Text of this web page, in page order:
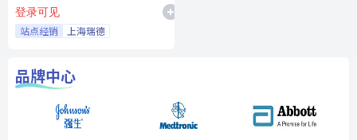
Incorporated
登录可见
站点经销 上海瑞德
品牌中心